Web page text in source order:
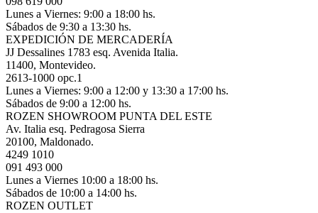
Lunes a Viernes: 9:00 a 18:00 hs.
Sábados de 9:30 a 13:30 hs.
EXPEDICIÓN DE MERCADERÍA
JJ Dessalines 1783 esq. Avenida Italia.
11400, Montevideo.
2613-1000 opc.1
Lunes a Viernes: 9:00 a 12:00 y 13:30 a 17:00 hs.
Sábados de 9:00 a 12:00 hs.
ROZEN SHOWROOM PUNTA DEL ESTE
Av. Italia esq. Pedragosa Sierra
20100, Maldonado.
4249 1010
091 493 000
Lunes a Viernes 10:00 a 18:00 hs.
Sábados de 10:00 a 14:00 hs.
ROZEN OUTLET